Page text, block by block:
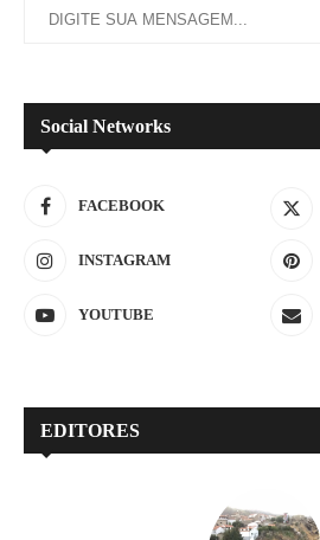
Social Networks
FACEBOOK
INSTAGRAM
YOUTUBE
EDITORES